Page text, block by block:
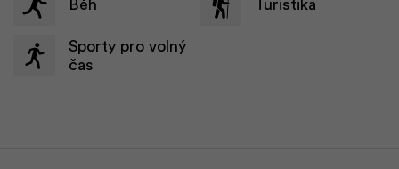
Běh Turistika
Sporty pro volný
čas